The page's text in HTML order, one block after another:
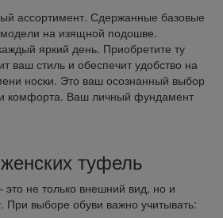
ассортимент. Сдержанные базовые
на изящной подошве.
яркий день. Приобретите ту
ваш стиль и обеспечит удобство на
носки. Это ваш осознанный выбор
комфорта. Ваш личный фундамент
туфель
не только внешний вид, но и
выборе обуви важно учитывать: